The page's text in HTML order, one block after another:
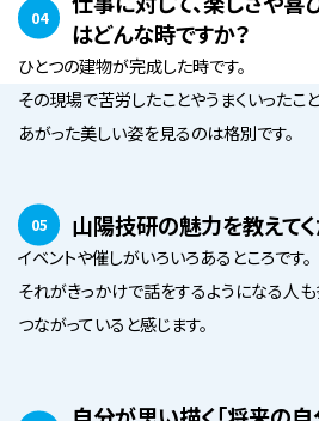
04
はどんな時ですか？
ひとつの建物が完成した時です。
その現場で苦労したことやうまくいったこ
あがった美しい姿を見るのは格別です。
05 山陽技研の魅力を教えて
イベントや催しがいろいろあるところです。
それがきっかけで話をするようになる人
つながっていると感じます。